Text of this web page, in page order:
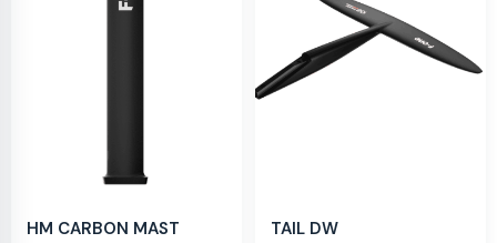
HM CARBON MAST TAIL DW